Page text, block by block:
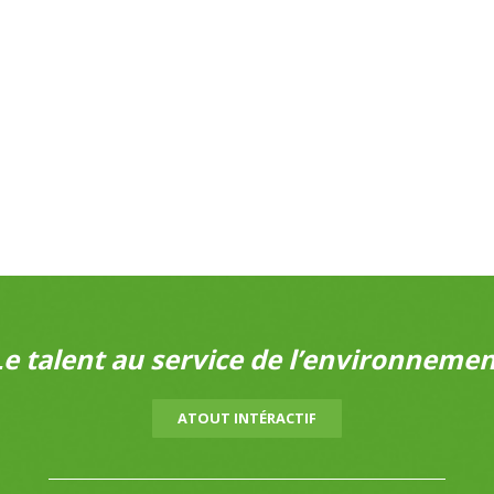
talent au service de
ATOUT INTÉRACTIF